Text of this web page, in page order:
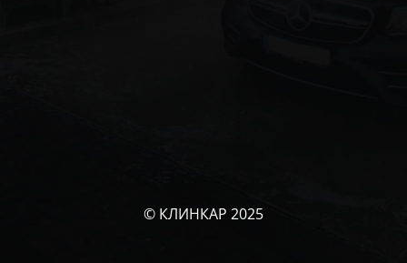
© КЛИНКАР 2025